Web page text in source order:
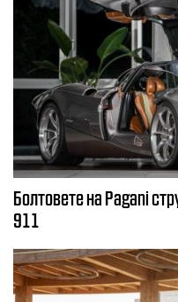
Болтовете на Pagani
911